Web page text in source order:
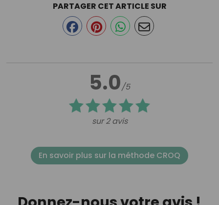
5.0/5
sur 2 avis
PARTAGER CET ARTICLE SUR
En savoir plus sur la méthode CROQ